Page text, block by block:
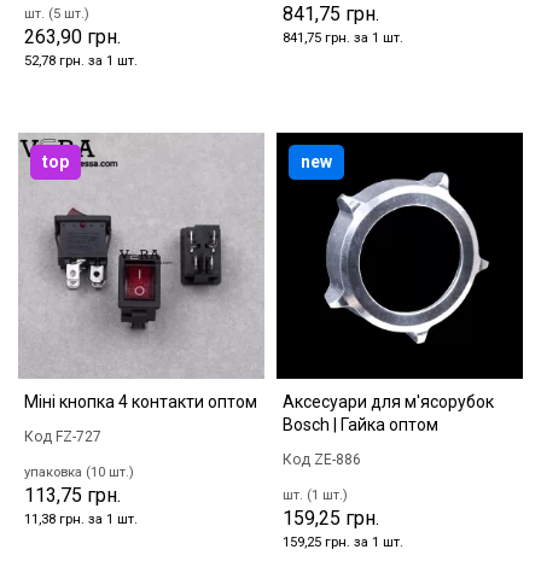
шт. (5 шт.)
263,90 грн.
52,78 грн. за 1 шт.
841,75 грн.
841,75 грн. за 1 шт.
Міні кнопка 4 контакти оптом
Код FZ-727
упаковка (10 шт.)
113,75 грн.
11,38 грн. за 1 шт.
top
Аксесуари для м'ясорубок
Bosch | Гайка оптом
Код ZE-886
шт. (1 шт.)
159,25 грн.
159,25 грн. за 1 шт.
new